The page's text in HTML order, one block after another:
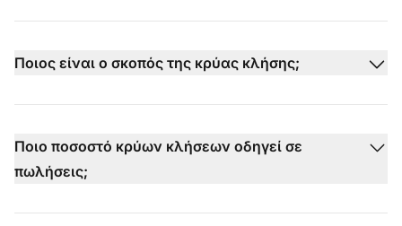
Ποιος είναι ο σκοπός της κρύας κλήσης;
Ποιο ποσοστό κρύων κλήσεων οδηγεί σε
πωλήσεις;